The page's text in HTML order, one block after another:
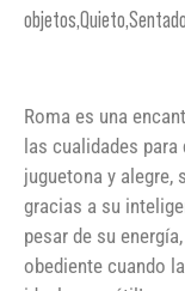
Roma es una
las cualidades
juguetona y alegre,
gracias a su
pesar de su
obediente cuando